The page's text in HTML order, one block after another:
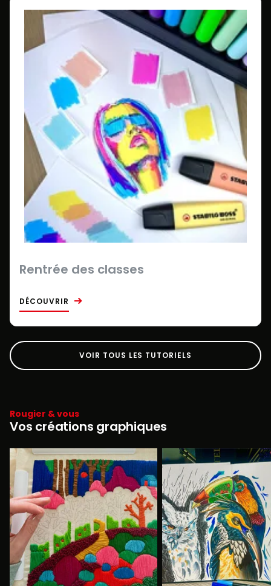
Rentrée des classes
DÉCOUVRIR
VOIR TOUS LES TUTORIELS
Rougier & vous
Vos créations graphiques